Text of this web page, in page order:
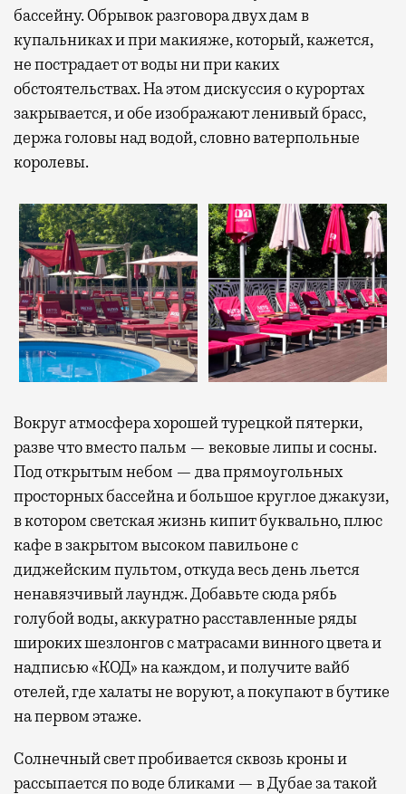
бассейну. Обрывок разговора двух дам в
купальниках и при макияже, который, кажется,
не пострадает от воды ни при каких
обстоятельствах. На этом дискуссия о курортах
закрывается, и обе изображают ленивый брасс,
держа головы над водой, словно ватерпольные
королевы.
Вокруг атмосфера хорошей турецкой пятерки,
разве что вместо пальм — вековые липы и сосны.
Под открытым небом — два прямоугольных
просторных бассейна и большое круглое джакузи,
в котором светская жизнь кипит буквально, плюс
кафе в закрытом высоком павильоне с
диджейским пультом, откуда весь день льется
ненавязчивый лаундж. Добавьте сюда рябь
голубой воды, аккуратно расставленные ряды
широких шезлонгов с матрасами винного цвета и
надписью «КОД» на каждом, и получите вайб
отелей, где халаты не воруют, а покупают в бутике
на первом этаже.
Солнечный свет пробивается сквозь кроны и
рассыпается по воде бликами — в Дубае за такой